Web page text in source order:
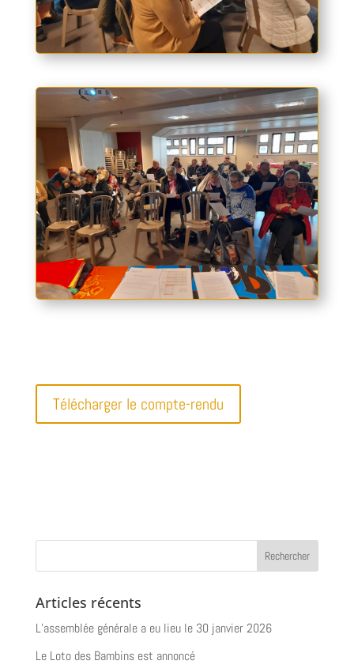
Télécharger le compte-rendu
Articles récents
L’assemblée générale a eu lieu le 30 janvier 2026
Le Loto des Bambins est annoncé